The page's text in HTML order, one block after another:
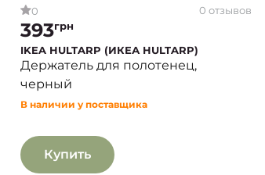
0 0 отзывов
393грн
IKEA HULTARP (ИКЕА HULTARP)
Держатель для полотенец,
черный
В наличии у поставщика
Купить